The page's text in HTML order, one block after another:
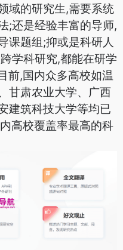
域的研究生,需要系统
;还是经验丰富的导师,
课题组;抑或是科研人
学科研究,都能在研学
前,国内众多高校如温
甘肃农业大学、广西
建筑科技大学等均已
高校覆盖率最高的科